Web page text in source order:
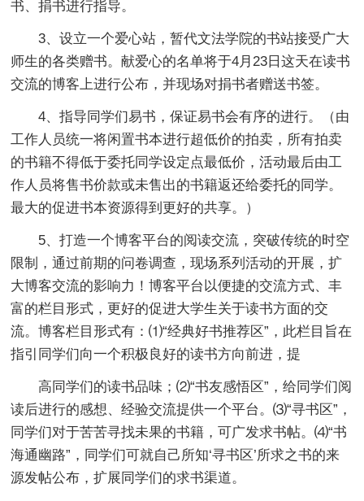
书、捐书进行指导。
3、设立一个爱心站，暂代文法学院的书站接受广大
师生的各类赠书。献爱心的名单将于4月23日这天在读书
交流的博客上进行公布，并现场对捐书者赠送书签。
4、指导同学们易书，保证易书会有序的进行。（由
工作人员统一将闲置书本进行超低价的拍卖，所有拍卖
的书籍不得低于委托同学设定点最低价，活动最后由工
作人员将售书价款或未售出的书籍返还给委托的同学。
最大的促进书本资源得到更好的共享。）
5、打造一个博客平台的阅读交流，突破传统的时空
限制，通过前期的问卷调查，现场系列活动的开展，扩
大博客交流的影响力！博客平台以便捷的交流方式、丰
富的栏目形式，更好的促进大学生关于读书方面的交
流。博客栏目形式有：⑴“经典好书推荐区”，此栏目旨在
指引同学们向一个积极良好的读书方向前进，提
高同学们的读书品味；⑵“书友感悟区”，给同学们阅
读后进行的感想、经验交流提供一个平台。⑶“寻书区”，
同学们对于苦苦寻找未果的书籍，可广发求书帖。⑷“书
海通幽路”，同学们可就自己所知‘寻书区’所求之书的来
源发帖公布，扩展同学们的求书渠道。